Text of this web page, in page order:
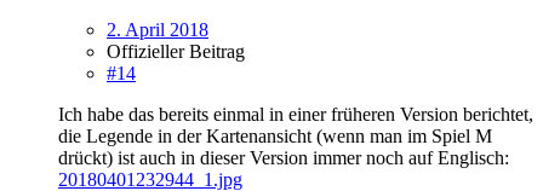
2. April 2018
Offizieller Beitrag
#14
Ich habe das bereits einmal in einer früheren Version berichtet,
die Legende in der Kartenansicht (wenn man im Spiel M
drückt) ist auch in dieser Version immer noch auf Englisch:
20180401232944_1.jpg